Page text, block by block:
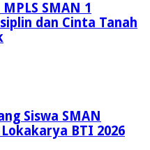
SMAN 1
dan Cinta Tanah
Siswa SMAN
BTI 2026